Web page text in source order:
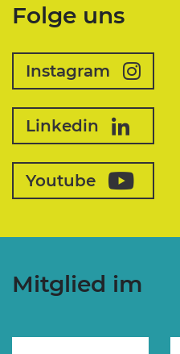
Folge uns
Instagram
Linkedin
Youtube
Mitglied im